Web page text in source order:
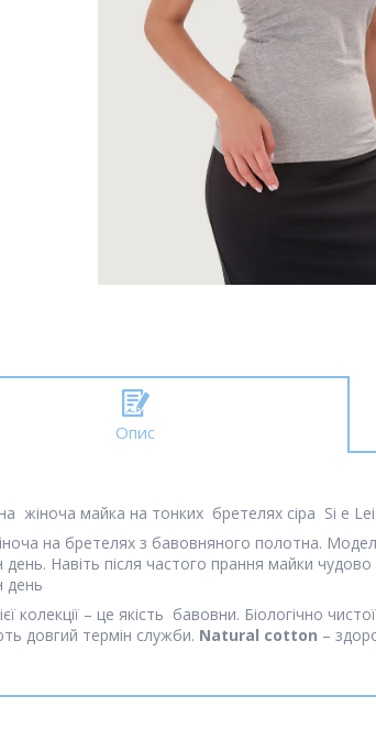
Опис
жіноча майка на тонких бретелях сіра Si e
на бретелях з бавовняного полотна.
Навіть після частого прання майки
день
колекції – це якість бавовни. Біологічно
довгий термін служби. Natural cotton –